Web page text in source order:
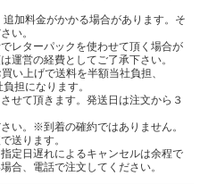
加料金がかかる場合があります。そ
い。
レターパックを使わせて頂く場合が
運営の経費としてご了承下さい。
い上げで送料を半額当社負担、
担になります。
せて頂きます。発送日は注文から３
い。※到着の確約ではありません。
送ります。
定日遅れによるキャンセルは余程で
合、電話で注文してください。